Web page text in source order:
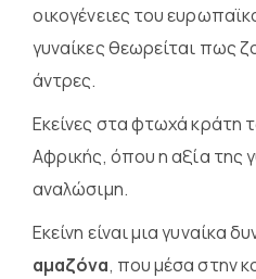
οικογένειες του
γυναίκες θεωρείται πως
άντρες.
Εκείνες στα φτωχά κράτη
Αφρικής, όπου η αξία της
αναλώσιμη.
Εκείνη είναι μια γυναίκα
αμαζόνα, που μέσα στην